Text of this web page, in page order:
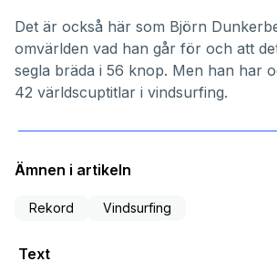
Det är också här som Björn
omvärlden vad han går för och att
segla bräda i 56 knop. Men han har
42 världscuptitlar i vindsurfing.
Ämnen i artikeln
Rekord Vindsurfing
Text